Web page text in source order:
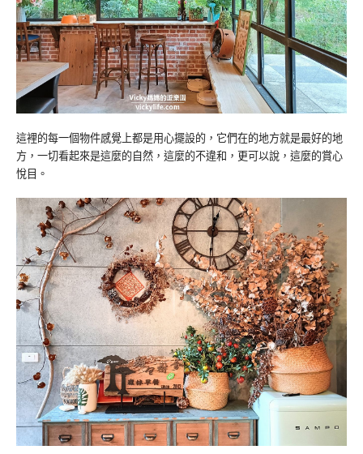
這裡的每一個物件感覺上都是用心擺設的，它們在的地方就是最好的地
方，一切看起來是這麼的自然，這麼的不違和，更可以說，這麼的賞心
悅目。